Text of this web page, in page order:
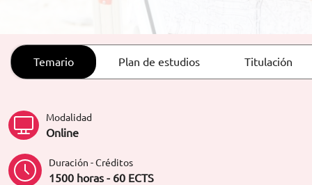
Temario Plan de estudios Titulación
Modalidad
Online
Duración - Créditos
1500 horas - 60 ECTS